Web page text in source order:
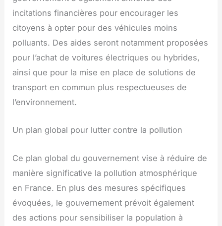
incitations financières pour encourager les
citoyens à opter pour des véhicules moins
polluants. Des aides seront notamment proposées
pour l’achat de voitures électriques ou hybrides,
ainsi que pour la mise en place de solutions de
transport en commun plus respectueuses de
l’environnement.
Un plan global pour lutter contre la pollution
Ce plan global du gouvernement vise à réduire de
manière significative la pollution atmosphérique
en France. En plus des mesures spécifiques
évoquées, le gouvernement prévoit également
des actions pour sensibiliser la population à